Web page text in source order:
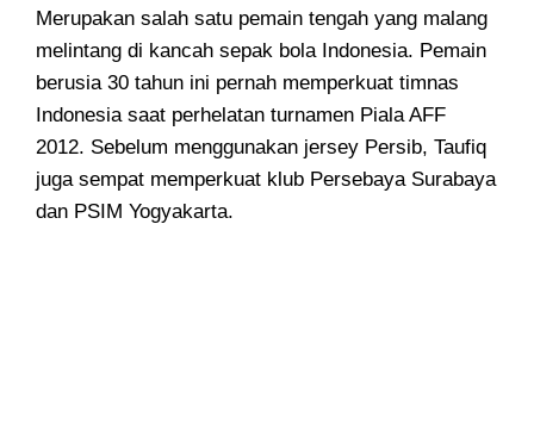
Merupakan salah satu pemain tengah yang malang
melintang di kancah sepak bola Indonesia. Pemain
berusia 30 tahun ini pernah memperkuat timnas
Indonesia saat perhelatan turnamen Piala AFF
2012. Sebelum menggunakan jersey Persib, Taufiq
juga sempat memperkuat klub Persebaya Surabaya
dan PSIM Yogyakarta.